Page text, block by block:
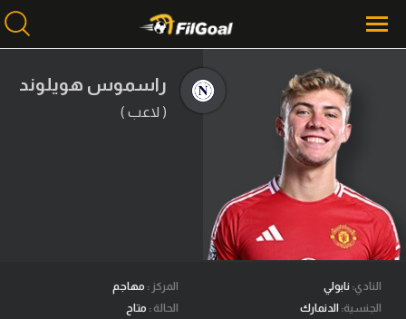
محتوى إخباري
الرئيسية
أخبار
مباريات
ميركاتو
فانتازي في الجول
راسموس هويلوند
( لاعب )
النادي: نابولي
الجنسية: الدنمارك
المركز : مهاجم
الحالة : متاح